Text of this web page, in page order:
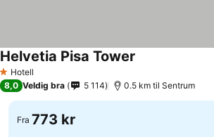
1 Stjerner
Hotell
Helvetia Pisa Tower
8,0 Veldig bra 5 114 0.5 km til Sentrum
Fra 773 kr